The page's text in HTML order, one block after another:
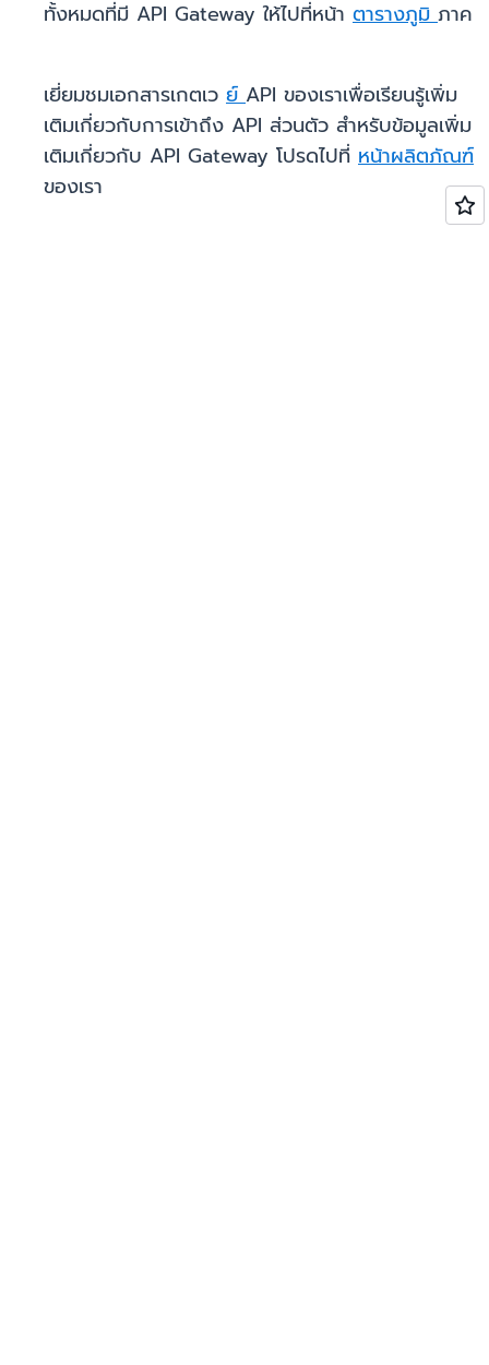
ทั้งหมดที่มี API Gateway ให้ไปที่หน้า ตารางภูมิภาค
เยี่ยมชมเอกสารเกตเว ย์API ของเราเพื่อเรียนรู้เพิ่ม
เติมเกี่ยวกับการเข้าถึง API ส่วนตัว สำหรับข้อมูลเพิ่ม
เติมเกี่ยวกับ API Gateway โปรดไปที่ หน้าผลิตภัณฑ์
ของเรา